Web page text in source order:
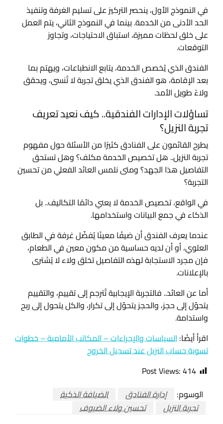
في النموذج الأول، ينحصر التركيز على تسليم الغرفة وتنفيذ
الحد الأدنى من الخدمة. بينما في النموذج الثاني، يتم العمل
على خلق لحظات مميزة، استباق الاحتياجات، وتجاوز
التوقعات.
الفندق الذي يُخصص الخدمة، يتابع الانطباعات، ويهتم بما
بعد الإقامة، هو الفندق الذي يخلق تجربة لا تُنسى، ويحقق
ولاءً طويل الأمد.
تساؤلات الإدارات الفندقية.. كيف نعيد تعريف
تجربة النزيل؟
يطرح القائمون على الفنادق كثيرًا من الأسئلة حول مفهوم
تجربة النزيل.. هل تخصيص الخدمة مكلف؟ وهل تستحق
التفاصيل هذا الجهد؟ ومتى نلمس العائد الفعلي من تحسين
التجربة؟
في الواقع، تخصيص الخدمة لا يعني دائمًا التكاليف.. بل
الذكاء في جمع البيانات واستخدامها.
عندما يعرف الفندق أن ضيفًا معينًا يُفضّل غرفة في الطابق
العلوي، أو أن لديه حساسية من مكون معين في الطعام،
فإن مجرد الاستجابة لهذه التفاصيل تخلق ولاء لا يُشترى
بالإعلانات.
أما عن العائد.. فالتجربة الإيجابية تُترجم إلى تقييم، والتقييم
يتحوّل إلى حجز، والحجز يتحوّل إلى تكرار، والكل يتحول إلى ربح
واستدامة.
اقرأ أيضًا: السياسات والإجراءات – المكاتب الأمامية – خطوات
تسوية حساب النزيل عند تسجيل الخروج
Post Views:414
الوسوم:
إدارة الفنادق
الضيافة الذكية
تجربة النزيل
تحسين ولاء الضيوف